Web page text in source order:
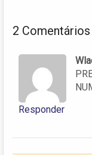
2 Comentários
Responder